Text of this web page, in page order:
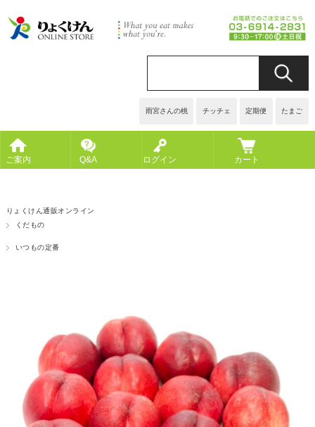
雨宮さんの桃 チッチェ 定期便 たまご
ご案内 Q&A ログイン カート
りょくけん通販オンライン
くだもの
いつもの定番